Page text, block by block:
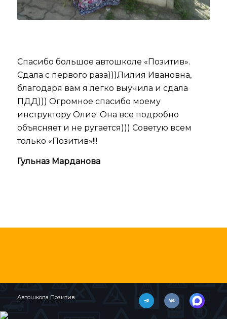
Спасибо большое автошколе «Позитив».
Сдала с первого раза)))Лилия Ивановна,
благодаря вам я легко выучила и сдала
ПДД))) Огромное спасибо моему
инструктору Олие. Она все подробно
объясняет и не ругается))) Советую всем
только «Позитив»!!!
Гульназ Марданова
Автошкола Позитив